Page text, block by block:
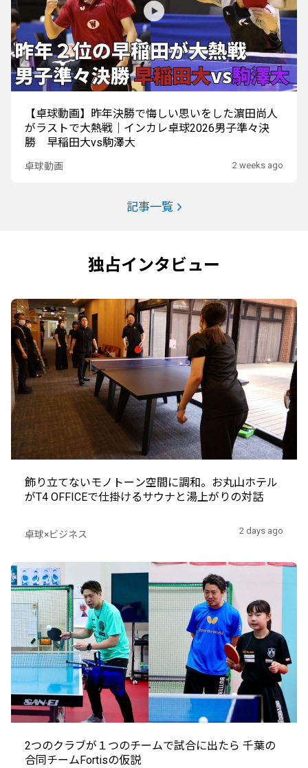
【卓球動画】昨年決勝で悔しい思いをした濵田尚人
がラストで大熱戦｜インカレ卓球2026男子準々決
勝 早稲田大vs駒澤大
卓球動画 2 weeks ago
記事一覧
独占インタビュー
飾り立てないモノトーン空間に調和。お丸山ホテル
がT4 OFFICEで仕掛けるサウナと湯上がりの対話
卓球×ビジネス 2 days ago
2つのクラブが１つのチームで試合に出たら 千葉の
合同チームFortisの仮説